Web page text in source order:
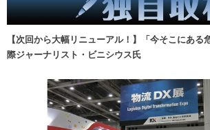
【次回から大幅リニューアル！】「今そこにあ
際ジャーナリスト・ビニシウス氏